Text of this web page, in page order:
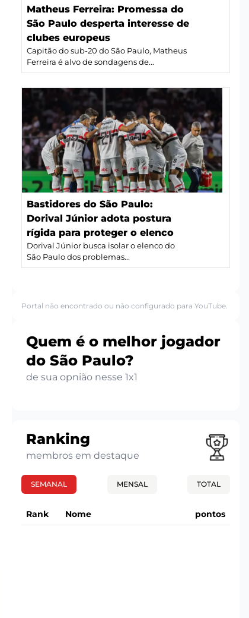
Matheus Ferreira: Promessa do
São Paulo desperta interesse de
clubes europeus
Capitão do sub-20 do São Paulo, Matheus
Ferreira é alvo de sondagens de...
Bastidores do São Paulo:
Dorival Júnior adota postura
rígida para proteger o elenco
Dorival Júnior busca isolar o elenco do
São Paulo dos problemas...
Portal não encontrado ou não configurado para YouTube.
Quem é o melhor jogador
do São Paulo?
de sua opnião nesse 1x1
Ranking
membros em destaque
SEMANAL MENSAL TOTAL
Rank Nome pontos